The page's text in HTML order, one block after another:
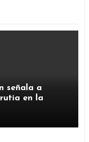
señala a
en la
Tubos